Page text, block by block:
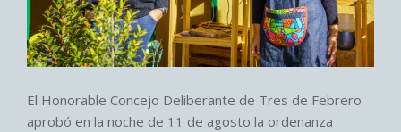
El Honorable Concejo Deliberante de Tres de Febrero
aprobó en la noche de 11 de agosto la ordenanza